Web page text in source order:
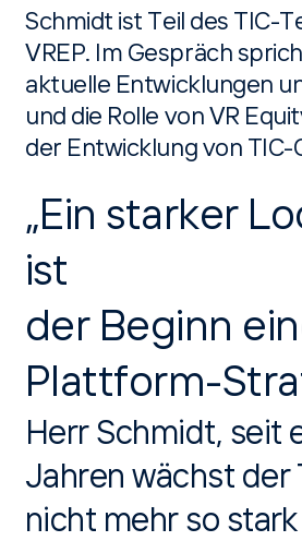
Schmidt ist Teil des TIC-
VREP. Im Gespräch
aktuelle Entwicklungen
und die Rolle von VR
der Entwicklung von TIC-
„Ein starker
ist
der Beginn
Plattform-
Herr Schmidt, seit
Jahren wächst der
nicht mehr so